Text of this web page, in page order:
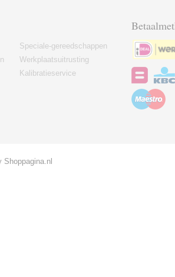
Speciale-gereedschappen
Werkplaatsuitrusting
Kalibratieservice
Shoppagina.nl